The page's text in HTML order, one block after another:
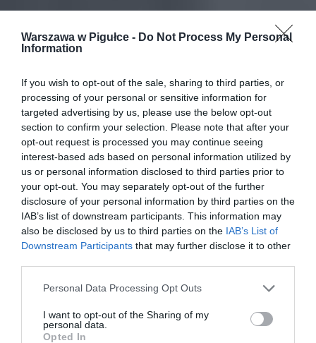
Warszawa w Pigułce - Do Not Process My Personal
Information
If you wish to opt-out of the sale, sharing to third parties, or
processing of your personal or sensitive information for
targeted advertising by us, please use the below opt-out
section to confirm your selection. Please note that after your
opt-out request is processed you may continue seeing
interest-based ads based on personal information utilized by
us or personal information disclosed to third parties prior to
your opt-out. You may separately opt-out of the further
disclosure of your personal information by third parties on the
IAB’s list of downstream participants. This information may
also be disclosed by us to third parties on the IAB’s List of
Downstream Participants that may further disclose it to other
Personal Data Processing Opt Outs
I want to opt-out of the Sharing of my
personal data.
Opted In